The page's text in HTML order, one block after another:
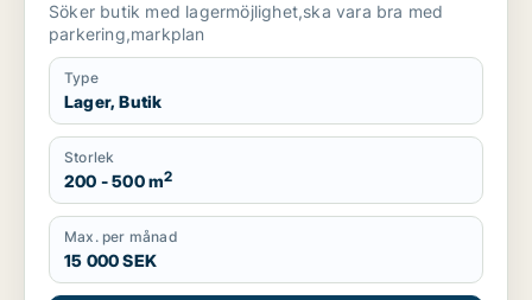
Söker butik med lagermöjlighet,ska vara bra med
parkering,markplan
Type
Lager, Butik
Storlek
200 - 500 m2
Max. per månad
15 000 SEK